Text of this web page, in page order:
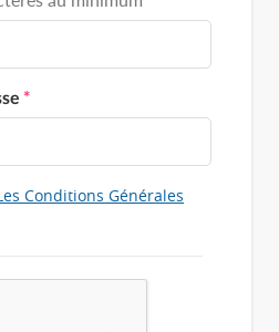
*
Conditions Générales